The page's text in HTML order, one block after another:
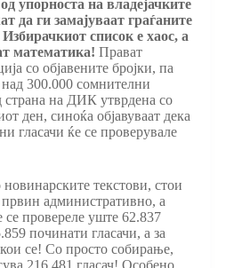
упорноста на владејачките
да ги замајуваат граѓаните
список е хаос, а
математика! Прават
со објавените бројки, па
над 300.000 сомнителни
страна на ДИК утврдена со
ден, синоќа објавуваат дека
гласачи ќе се проверувале
текстови, стои
административно, а
се провереле уште 62.837
починати гласачи, а за
се! Со просто собирање,